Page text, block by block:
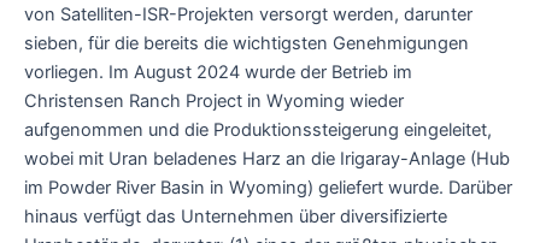
von Satelliten-ISR-Projekten versorgt werden, darunter
sieben, für die bereits die wichtigsten Genehmigungen
vorliegen. Im August 2024 wurde der Betrieb im
Christensen Ranch Project in Wyoming wieder
aufgenommen und die Produktionssteigerung eingeleitet,
wobei mit Uran beladenes Harz an die Irigaray-Anlage (Hub
im Powder River Basin in Wyoming) geliefert wurde. Darüber
hinaus verfügt das Unternehmen über diversifizierte